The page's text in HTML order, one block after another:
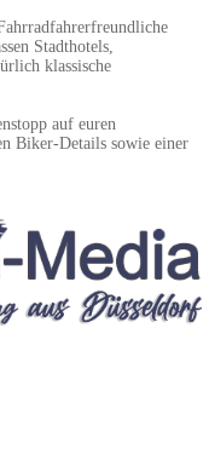
Stadthotels,
klassische
auf euren
Biker-Details sowie einer